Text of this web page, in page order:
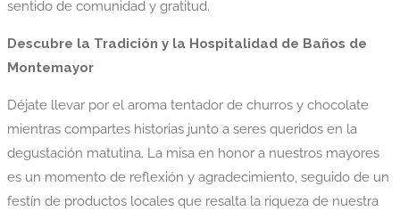
sentido de comunidad y gratitud.
Descubre la Tradición y la Hospitalidad de Baños de
Montemayor
Déjate llevar por el aroma tentador de churros y chocolate
mientras compartes historias junto a seres queridos en la
degustación matutina. La misa en honor a nuestros mayores
es un momento de reflexión y agradecimiento, seguido de un
festín de productos locales que resalta la riqueza de nuestra